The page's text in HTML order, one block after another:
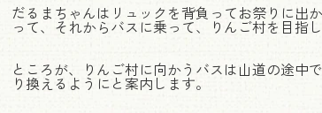
だるまちゃんはリュックを背負ってお祭りに出
って、それからバスに乗って、りんご村を目指し
ところが、りんご村に向かうバスは山道の途中
り換えるようにと案内します。